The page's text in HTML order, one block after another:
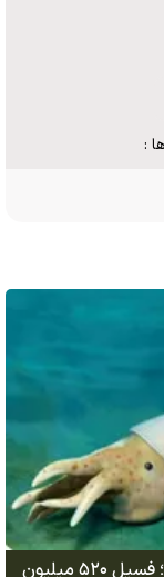
:
حلقه گمشده تکامل اختاپوس‌ها پیدا شد؛ فسیل ۵۲۰ میلیون